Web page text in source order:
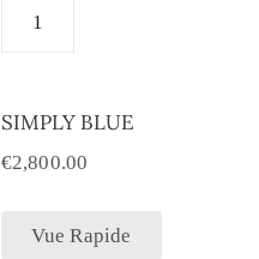
SIMPLY BLUE
€2,800.00
Vue Rapide